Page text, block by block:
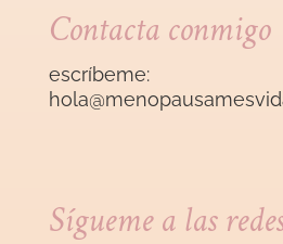
Contacta conmigo
escríbeme:
Sígueme a las